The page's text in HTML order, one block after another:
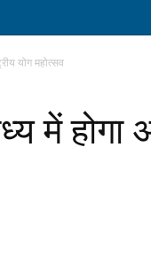
योग महोत्सव
होगा